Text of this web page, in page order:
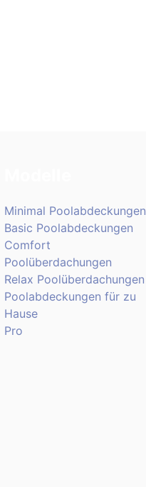
Minimal Poolabdeckungen
Basic Poolabdeckungen
Comfort
Poolüberdachungen
Relax Poolüberdachungen
Poolabdeckungen für zu
Hause
Pro